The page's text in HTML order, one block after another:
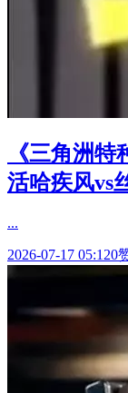
《三角洲
活哈疾风vs
...
2026-07-17 05:120